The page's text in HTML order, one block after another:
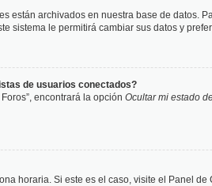
están archivados en nuestra base de
sistema le permitirá cambiar sus datos y
de usuarios conectados?
encontrará la opción Ocultar mi estado
horaria. Si este es el caso, visite el Panel